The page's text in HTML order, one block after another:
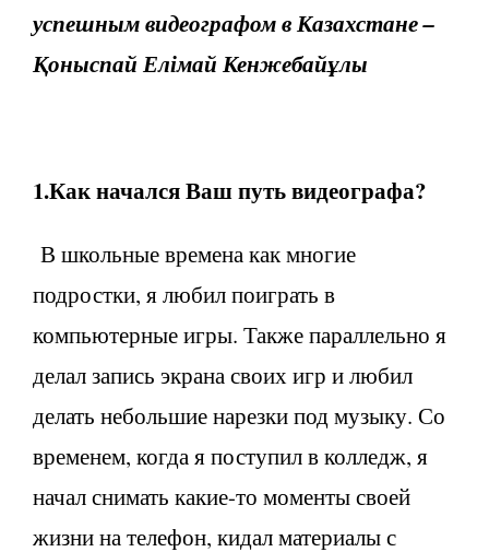
успешным видеографом в Казахстане –
Қоныспай Елімай Кенжебайұлы
1.Как начался Ваш путь видеографа?
В школьные времена как многие
подростки, я любил поиграть в
компьютерные игры. Также параллельно я
делал запись экрана своих игр и любил
делать небольшие нарезки под музыку. Со
временем, когда я поступил в колледж, я
начал снимать какие-то моменты своей
жизни на телефон, кидал материалы с